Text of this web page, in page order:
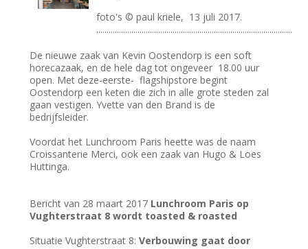
foto's © paul kriele, 13 juli 2017.
...............................................................................................
De nieuwe zaak van Kevin Oostendorp is een soft
horecazaak, en de hele dag tot ongeveer 18.00 uur
open. Met deze-eerste- flagshipstore begint
Oostendorp een keten die zich in alle grote steden zal
gaan vestigen. Yvette van den Brand is de
bedrijfsleider.
Voordat het Lunchroom Paris heette was de naam
Croissanterie Merci, ook een zaak van Hugo & Loes
Huttinga.
Bericht van 28 maart 2017 Lunchroom Paris op
Vughterstraat 8 wordt toasted & roasted
Situatie Vughterstraat 8:Verbouwing gaat door